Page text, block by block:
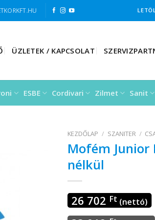
ÜZLETEK / KAPCSOLAT
ESBE Cordivari Zilmet Sanit
KEZDŐLAP / SZANITER /
Mofém
nélkül
26 702 Ft (nettó)